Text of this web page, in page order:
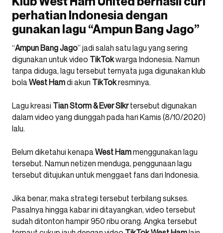
perhatian Indonesia dengan
gunakan lagu “Ampun Bang Jago”
“Ampun Bang Jago” jadi salah satu lagu yang sering
digunakan untuk video TikTokwarga Indonesia. Namun
tanpa diduga, lagu tersebut ternyata juga digunakan klub
bolaWest Hamdi akun TikTokresminya.
Lagu kreasi Tian Storm & Ever Slkrtersebut digunakan
dalam video yang diunggah pada hari Kamis (8/10/2020)
lalu.
Belum diketahui kenapaWest Hammenggunakan lagu
tersebut. Namun netizen menduga, penggunaan lagu
tersebut ditujukan untuk menggaet fans dari Indonesia.
Jika benar, maka strategi tersebut terbilang sukses.
Pasalnya hingga kabar ini ditayangkan, video tersebut
sudah ditonton hampir 950 ribu orang. Angka tersebut